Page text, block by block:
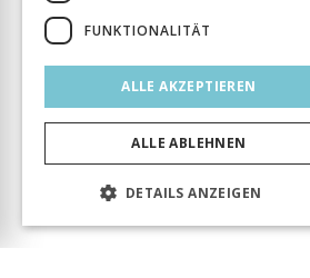
FUNKTIONALITÄT
ALLE AKZEPTIEREN
ALLE ABLEHNEN
DETAILS ANZEIGEN